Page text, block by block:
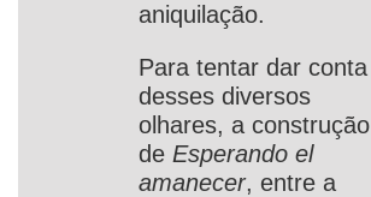
aniquilação.
Para tentar dar conta
desses diversos
olhares, a construção
de Esperando el
amanecer, entre a